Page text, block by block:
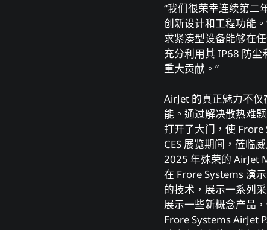
“我们很荣幸连续第⼆
创新设计和⼯程功能
求紧凑型设备能够在
充分利⽤其 IP68 防尘
重⼤贡献。”
AirJet 的真正魅⼒不
能。通过解决散热难
打开了⼤⻔，使 Frore
CES 展览期间，莅临
2025 年殊荣的 AirJet
在 Frore Systems 演
的技术，展⽰⼀系列
展⽰⼀些新概念产品
Frore Systems AirJet